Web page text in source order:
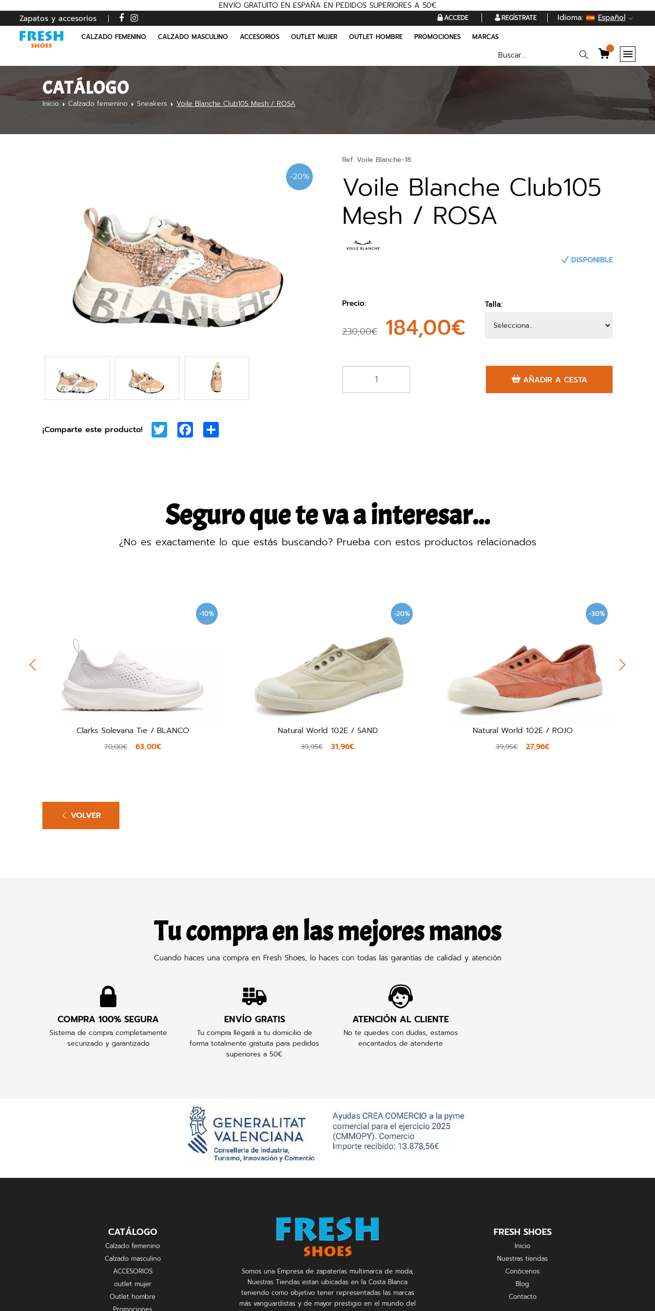
ENVIO GRATUITO EN ESPAÑA EN PEDIDOS SUPERIORES A 50€
Zapatos y accesorios
ACCEDE REGÍSTRATE Idioma: Español
CALZADO FEMENINO CALZADO MASCULINO ACCESORIOS OUTLET MUJER OUTLET HOMBRE PROMOCIONES MARCAS
CATÁLOGO
Inicio Calzado femenino Sneakers Voile Blanche Club105 Mesh / ROSA
-20%
¡Comparte este producto! Twitter Facebook
Ref: Voile Blanche-18
Voile Blanche Club105
Mesh / ROSA
DISPONIBLE
Precio:
230,00€ 184,00€
Talla:
AÑADIR A CESTA
Seguro que te va a interesar...
¿No es exactamente lo que estás buscando? Prueba con estos productos relacionados
-10%
Clarks Solevana Tie / BLANCO
70,00€ 63,00€
-20%
Natural World 102E / SAND
39,95€ 31,96€
-30%
Natural World 102E / ROJO
39,95€ 27,96€
VOLVER
Tu compra en las mejores manos
Cuando haces una compra en Fresh Shoes, lo haces con todas las garantías de calidad y atención
COMPRA 100% SEGURA
Sistema de compra completamente
securizado y garantizado
ENVÍO GRATIS
Tu compra llegará a tu domicilio de
forma totalmente gratuita para pedidos
superiores a 50€
ATENCIÓN AL CLIENTE
No te quedes con dudas, estamos
encantados de atenderte
CATÁLOGO
Calzado femenino
Calzado masculino
ACCESORIOS
outlet mujer
Outlet hombre
Somos una Empresa de zapaterías multimarca de moda,
Nuestras Tiendas estan ubicadas en la Costa Blanca
teniendo como objetivo tener representadas las marcas
más vanguardistas y de mayor prestigio en el mundo del
FRESH SHOES
Inicio
Nuestras tiendas
Conócenos
Blog
Contacto